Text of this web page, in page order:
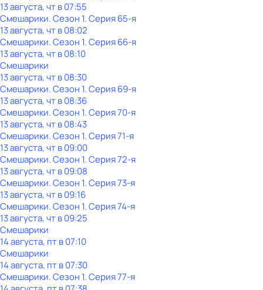
13 августа, чт в 07:55
Смешарики. Сезон 1. Серия 65-я
13 августа, чт в 08:02
Смешарики. Сезон 1. Серия 66-я
13 августа, чт в 08:10
Смешарики
13 августа, чт в 08:30
Смешарики. Сезон 1. Серия 69-я
13 августа, чт в 08:36
Смешарики. Сезон 1. Серия 70-я
13 августа, чт в 08:43
Смешарики. Сезон 1. Серия 71-я
13 августа, чт в 09:00
Смешарики. Сезон 1. Серия 72-я
13 августа, чт в 09:08
Смешарики. Сезон 1. Серия 73-я
13 августа, чт в 09:16
Смешарики. Сезон 1. Серия 74-я
13 августа, чт в 09:25
Смешарики
14 августа, пт в 07:10
Смешарики
14 августа, пт в 07:30
Смешарики. Сезон 1. Серия 77-я